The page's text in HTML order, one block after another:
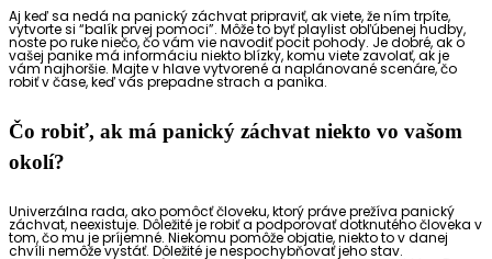
Aj keď sa nedá na panický záchvat pripraviť, ak viete, že ním trpíte,
vytvorte si “balík prvej pomoci”. Môže to byť playlist obľúbenej hudby,
noste po ruke niečo, čo vám vie navodiť pocit pohody. Je dobré, ak o
vašej panike má informáciu niekto blízky, komu viete zavolať, ak je
vám najhoršie. Majte v hlave vytvorené a naplánované scenáre, čo
robiť v čase, keď vás prepadne strach a panika.
Čo robiť, ak má panický záchvat niekto vo vašom
okolí?
Univerzálna rada, ako pomôcť človeku, ktorý práve prežíva panický
záchvat, neexistuje. Dôležité je robiť a podporovať dotknutého človeka v
tom, čo mu je príjemné. Niekomu pomôže objatie, niekto to v danej
chvíli nemôže vystáť. Dôležité je nespochybňovať jeho stav.